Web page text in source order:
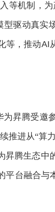
等机制，
型驱动真
等，推动AI
为昇腾受邀
推进从“算
昇腾生态中
平台融合与